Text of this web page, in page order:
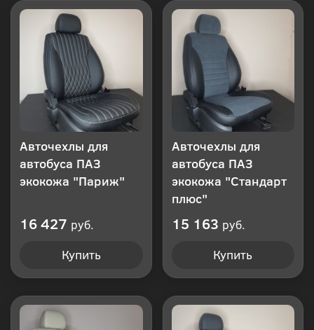
Авточехлы для
автобуса ПАЗ
экокожа "Париж"
16 427 руб.
Купить
Авточехлы для
автобуса ПАЗ
экокожа "Стандарт
плюс"
15 163 руб.
Купить